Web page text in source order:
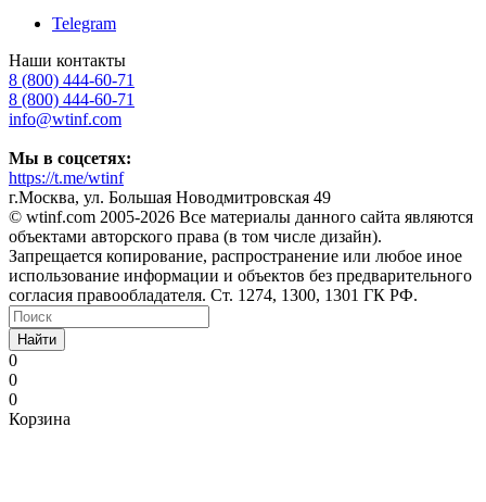
Telegram
Наши контакты
8 (800) 444-60-71
8 (800) 444-60-71
info@wtinf.com
Мы в соцсетях:
https://t.me/wtinf
г.Москва, ул. Большая Новодмитровская 49
©️ wtinf.com 2005-2026 Все материалы данного сайта являются
объектами авторского права (в том числе дизайн).
Запрещается копирование, распространение или любое иное
использование информации и объектов без предварительного
согласия правообладателя. Ст. 1274, 1300, 1301 ГК РФ.
Найти
0
0
0
Корзина